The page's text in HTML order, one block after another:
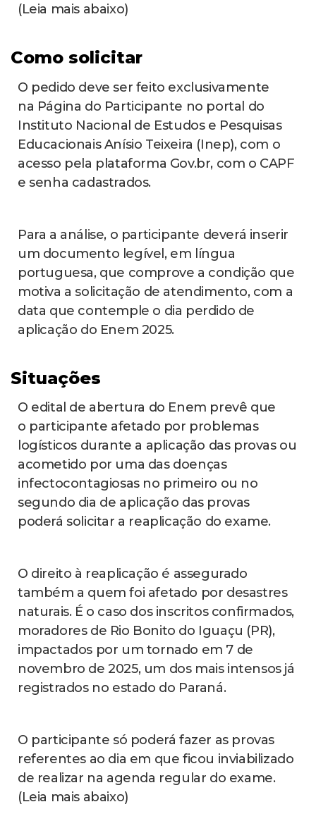
(Leia mais abaixo)
Como solicitar
O pedido deve ser feito exclusivamente
na Página do Participante no portal do
Instituto Nacional de Estudos e Pesquisas
Educacionais Anísio Teixeira (Inep), com o
acesso pela plataforma Gov.br, com o CAPF
e senha cadastrados.
Para a análise, o participante deverá inserir
um documento legível, em língua
portuguesa, que comprove a condição que
motiva a solicitação de atendimento, com a
data que contemple o dia perdido de
aplicação do Enem 2025.
Situações
O edital de abertura do Enem prevê que
o participante afetado por problemas
logísticos durante a aplicação das provas ou
acometido por uma das doenças
infectocontagiosas no primeiro ou no
segundo dia de aplicação das provas
poderá solicitar a reaplicação do exame.
O direito à reaplicação é assegurado
também a quem foi afetado por desastres
naturais. É o caso dos inscritos confirmados,
moradores de Rio Bonito do Iguaçu (PR),
impactados por um tornado em 7 de
novembro de 2025, um dos mais intensos já
registrados no estado do Paraná.
O participante só poderá fazer as provas
referentes ao dia em que ficou inviabilizado
de realizar na agenda regular do exame.
(Leia mais abaixo)